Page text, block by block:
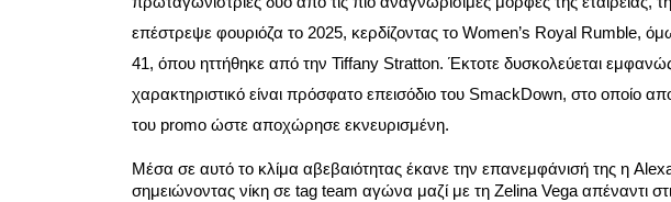
επέστρεψε φουριόζα το 2025, κερδίζοντας το Women’s Royal Rumble,
41, όπου ηττήθηκε από την Tiffany Stratton. Έκτοτε δυσκολεύεται εμφανώς
χαρακτηριστικό είναι πρόσφατο επεισόδιο του SmackDown, στο οποίο
του promo ώστε αποχώρησε εκνευρισμένη.
Μέσα σε αυτό το κλίμα αβεβαιότητας έκανε την επανεμφάνισή της η
σημειώνοντας νίκη σε tag team αγώνα μαζί με τη Zelina Vega απέναντι